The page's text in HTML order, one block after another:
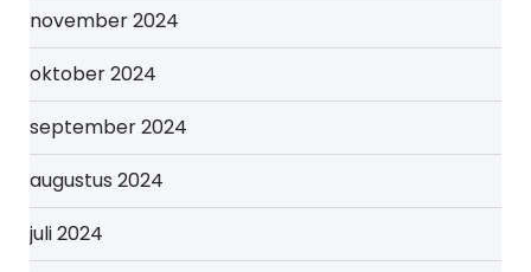
november 2024
oktober 2024
september 2024
augustus 2024
juli 2024